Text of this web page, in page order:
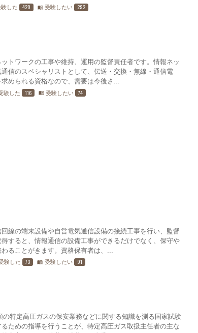
験した 420 menu_book 受験したい 292
トワークの工事や維持、運用の監督責任者です。情報ネッ
信のスペシャリストとして、伝送・交換・無線・通信電
められる資格なので、需要は今後さ...
験した 116 menu_book 受験したい 74
線の端末設備や自営電気通信設備の接続工事を行い、監督
すると、情報通信の設備工事ができるだけでなく、保守や
ることがきます。資格保有者は、...
験した 73 menu_book 受験したい 91
特定高圧ガスの保安業務などに関する知識を測る国家試験
ための指導を行うことが、特定高圧ガス取扱主任者の主な